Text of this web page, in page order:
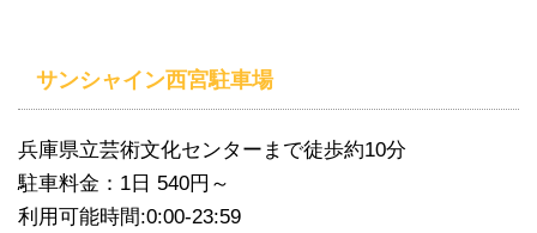
サンシャイン西宮駐車場
兵庫県立芸術文化センターまで徒歩約10分
駐車料金：1日 540円～
利用可能時間:0:00-23:59